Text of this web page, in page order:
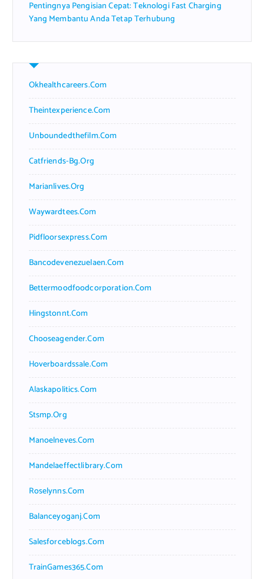
Pentingnya Pengisian Cepat: Teknologi Fast Charging
Yang Membantu Anda Tetap Terhubung
Okhealthcareers.com
Theintexperience.com
Unboundedthefilm.com
Catfriends-Bg.org
Marianlives.org
Waywardtees.com
Pidfloorsexpress.com
Bancodevenezuelaen.com
Bettermoodfoodcorporation.com
Hingstonnt.com
Chooseagender.com
Hoverboardssale.com
Alaskapolitics.com
Stsmp.org
Manoelneves.com
Mandelaeffectlibrary.com
Roselynns.com
Balanceyoganj.com
Salesforceblogs.com
TrainGames365.com